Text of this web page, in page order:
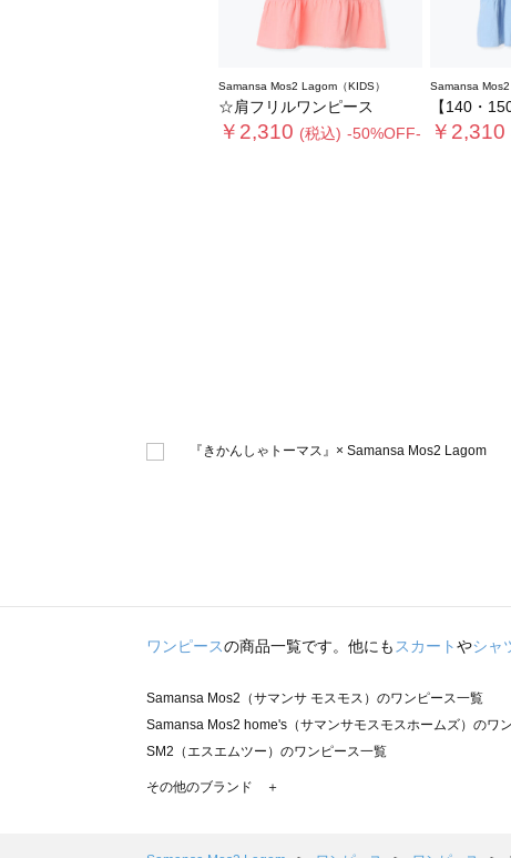
Samansa Mos2 Lagom（KIDS）
☆肩フリルワンピース
￥2,310 (税込) -50%OFF-
Samansa Mos2
【140・150
￥2,310
ワンピースの商品一覧です。他にもスカートやシャ
Samansa Mos2（サマンサ モスモス）のワンピース一覧
Samansa Mos2 home's（サマンサモスモスホームズ）のワ
SM2（エスエムツー）のワンピース一覧
TSUHARU by Samansa Mos2（ツハルバイサマンサモスモ
その他のブランド ＋